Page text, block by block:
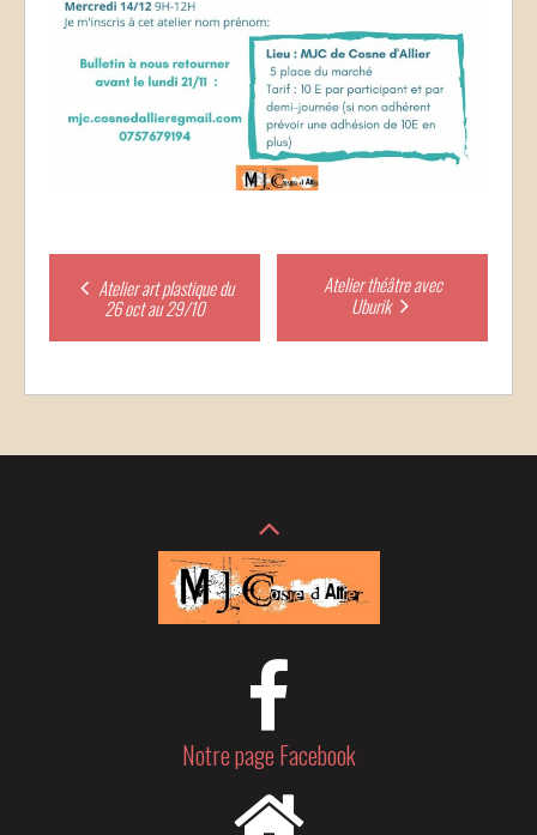
Post
navigation
Atelier art plastique du
26 oct au 29/10
Atelier théâtre avec
Uburik
Notre page Facebook